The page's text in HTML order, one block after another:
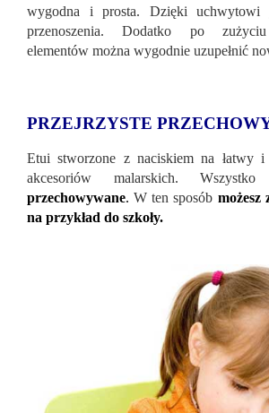
wygodna i prosta. Dzięki uchwytowi
przenoszenia. Dodatko po zużyciu
elementów można wygodnie uzupełnić
PRZEJRZYSTE
Etui stworzone z naciskiem na łatwy
akcesoriów malarskich.
przechowywane. W ten sposób możesz
na przykład do szkoły.